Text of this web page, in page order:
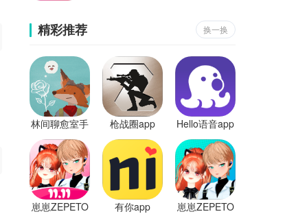
精彩推荐 换一换
林间聊愈室手
机版
枪战圈app Hello语音app
崽崽ZEPETO
有你app
崽崽ZEPETO